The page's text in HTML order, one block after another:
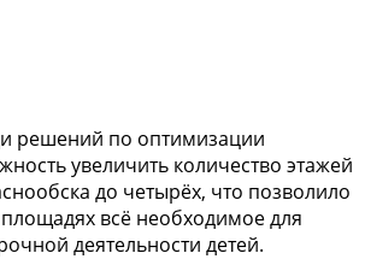
решений по оптимизации
увеличить количество этажей
до четырёх, что позволило
всё необходимое для
деятельности детей.